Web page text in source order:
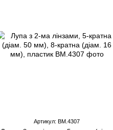
Артикул: BM.4307